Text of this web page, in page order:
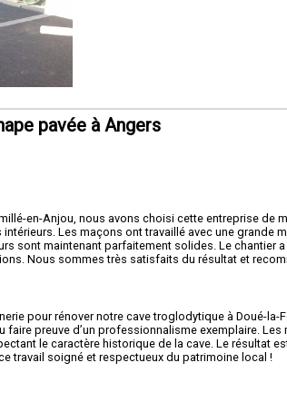
pavée à Angers
en-Anjou, nous avons choisi cette entreprise de
Les maçons ont travaillé avec une grande
sont maintenant parfaitement solides. Le chantier
Nous sommes très satisfaits du résultat et
pour rénover notre cave troglodytique à Doué-la-
faire preuve d’un professionnalisme exemplaire.
le caractère historique de la cave. Le résultat
travail soigné et respectueux du patrimoine local !